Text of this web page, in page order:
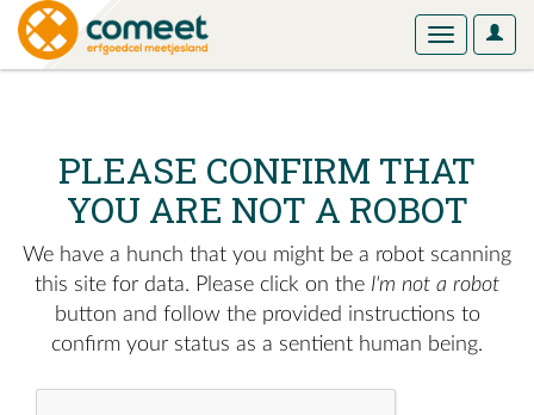
User
Toggle
PLEASE CONFIRM THAT
YOU ARE NOT A ROBOT
We have a hunch that you might be a robot scanning
this site for data. Please click on the I'm not a robot
button and follow the provided instructions to
confirm your status as a sentient human being.